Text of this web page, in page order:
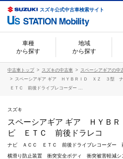
スズキ公式中古車検索サイト
車種
から探す
地域
から探す
中古車トップ スズキの中古車
スペーシアギアの中
スペーシアギア ギア ＨＹＢＲＩＤ ＸＺ ３
ＥＴＣ 前後ドライブレコーダー ...
スズキ
スペーシアギア ギア ＨＹ
ビ ＥＴＣ 前後ドラレコ
ナビ ＡＣＣ ＥＴＣ 前後ドライブレコーダー
横滑り防止装置 衝突安全ボディ 衝突被害軽減